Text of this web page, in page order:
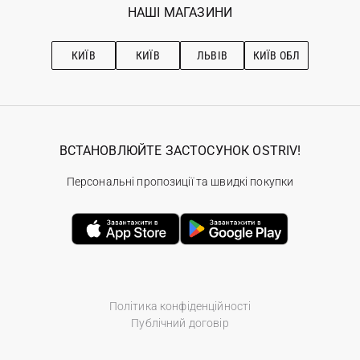
Ostriv Club+
Наші магазини
Рекомендації з догляду
НАШІ МАГАЗИНИ
КИЇВ КИЇВ ЛЬВІВ КИЇВ ОБЛ
Політика конфіденційності
Публічний договір
ВСТАНОВЛЮЙТЕ ЗАСТОСУНОК OSTRIV!
Персональні пропозиції та швидкі покупки